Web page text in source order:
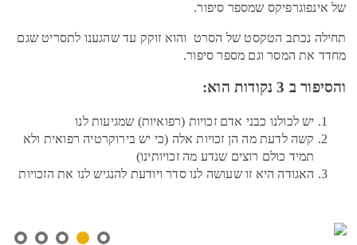
של אינפוגרפיקס שמספר סיפור.
תחילה נכתב הטקסט של הסרט והוא זוקק עד שהגענו לתסריט שגם
מחדד את המסר וגם מספר סיפור.
והסיפור ב 3 נקודות הוא:
יש לכולנו כבני אדם זכויות (רפואיות) שמגיעות לנו
קשה לדעת מה הן זכויות אלה (כי יש בירוקרטיה רפואית ולא
תמיד כולם רוצים שנדע מה זכויותינו)
האגודה היא זו שעושה לנו סדר ויודעת להנגיש לנו את הזכויות